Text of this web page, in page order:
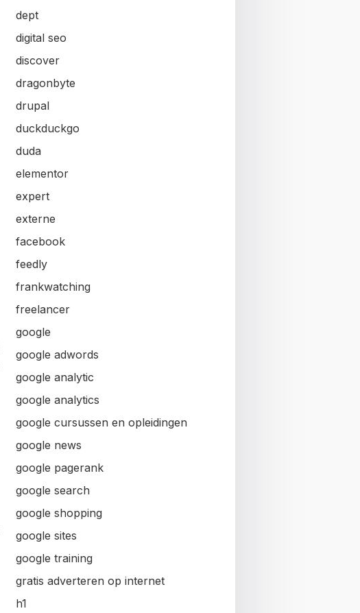
dept
digital seo
discover
dragonbyte
drupal
duckduckgo
duda
elementor
expert
externe
facebook
feedly
frankwatching
freelancer
google
google adwords
google analytic
google analytics
google cursussen en opleidingen
google news
google pagerank
google search
google shopping
google sites
google training
gratis adverteren op internet
h1